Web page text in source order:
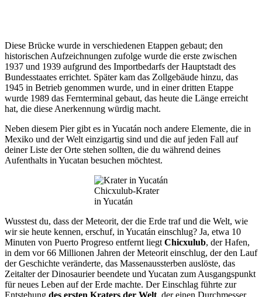
Diese Brücke wurde in verschiedenen Etappen gebaut; den
historischen Aufzeichnungen zufolge wurde die erste zwischen
1937 und 1939 aufgrund des Importbedarfs der Hauptstadt des
Bundesstaates errichtet. Später kam das Zollgebäude hinzu, das
1945 in Betrieb genommen wurde, und in einer dritten Etappe
wurde 1989 das Fernterminal gebaut, das heute die Länge erreicht
hat, die diese Anerkennung würdig macht.
Neben diesem Pier gibt es in Yucatán noch andere Elemente, die in
Mexiko und der Welt einzigartig sind und die auf jeden Fall auf
deiner Liste der Orte stehen sollten, die du während deines
Aufenthalts in Yucatan besuchen möchtest.
Chicxulub-Krater
in Yucatán
Wusstest du, dass der Meteorit, der die Erde traf und die Welt, wie
wir sie heute kennen, erschuf, in Yucatán einschlug? Ja, etwa 10
Minuten von Puerto Progreso entfernt liegt Chicxulub, der Hafen,
in dem vor 66 Millionen Jahren der Meteorit einschlug, der den Lauf
der Geschichte veränderte, das Massenaussterben auslöste, das
Zeitalter der Dinosaurier beendete und Yucatan zum Ausgangspunkt
für neues Leben auf der Erde machte. Der Einschlag führte zur
Entstehung des ersten Kraters der Welt, der einen Durchmesser